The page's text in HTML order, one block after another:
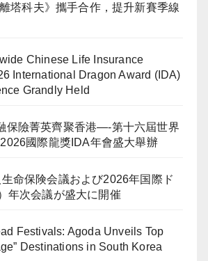
塔科夫》攜手合作，提升新賽季線
Chinese Life Insurance
International Dragon Award (IDA)
Grandly Held
保險菁英齊聚香港—-第十六屆世界
國際龍獎IDA年會盛大舉辦
命保険会議および2026年国際ド
年次会議が盛大に開催
Festivals: Agoda Unveils Top
Destinations in South Korea